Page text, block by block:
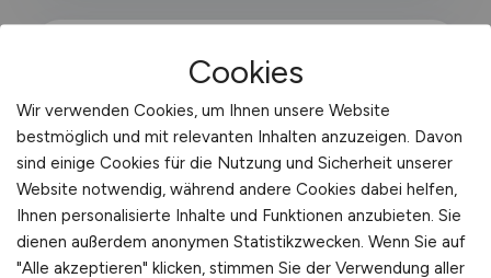
Was macht ein
Flurfoerderzeugfuehrer?
Als Flurförderzeugführer führst du die
amtliche Bezeichnung für alle Bediener von
Flurförderzeugen gemäß DGUV Vorschrift
Cookies
Wir verwenden Cookies, um Ihnen unsere Website
bestmöglich und mit relevanten Inhalten anzuzeigen. Davon
sind einige Cookies für die Nutzung und Sicherheit unserer
Website notwendig, während andere Cookies dabei helfen,
Ihnen personalisierte Inhalte und Funktionen anzubieten. Sie
dienen außerdem anonymen Statistikzwecken. Wenn Sie auf
"Alle akzeptieren" klicken, stimmen Sie der Verwendung aller